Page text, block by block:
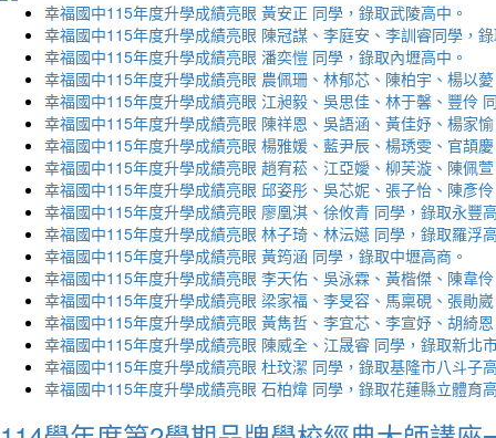
幸福國中115年度升學成績亮眼 黃安正 同學，錄取武陵高中。
幸福國中115年度升學成績亮眼 陳冠謀、李庭安、李訓睿同學，
幸福國中115年度升學成績亮眼 潘奕愷 同學，錄取內壢高中。
幸福國中115年度升學成績亮眼 農佩珊、林郁芯、陳柏宇、楊以
幸福國中115年度升學成績亮眼 江昶毅、吳思佳、林于馨、豐伶
幸福國中115年度升學成績亮眼 陳祥恩、吳語涵、黃佳妤、楊家
幸福國中115年度升學成績亮眼 楊雅媛、藍尹辰、楊琇雯、官頡
幸福國中115年度升學成績亮眼 趙宥菘、江亞嬡、柳芙漩、陳佩
幸福國中115年度升學成績亮眼 邱姿彤、吳芯妮、張子怡、陳彥
幸福國中115年度升學成績亮眼 廖凰淇、徐攸青 同學，錄取永豐
幸福國中115年度升學成績亮眼 林子琦、林沄嬨 同學，錄取羅浮
幸福國中115年度升學成績亮眼 黃筠涵 同學，錄取中壢高商。
幸福國中115年度升學成績亮眼 李天佑、吳泳霖、黃楷傑、陳韋
幸福國中115年度升學成績亮眼 梁家福、李旻容、馬稟硯、張勛
幸福國中115年度升學成績亮眼 黃雋哲、李宜芯、李宣妤、胡綺
幸福國中115年度升學成績亮眼 陳威全、江晟睿 同學，錄取新北
幸福國中115年度升學成績亮眼 杜玟潔 同學，錄取基隆市八斗子
幸福國中115年度升學成績亮眼 石柏煒 同學，錄取花蓮縣立體育